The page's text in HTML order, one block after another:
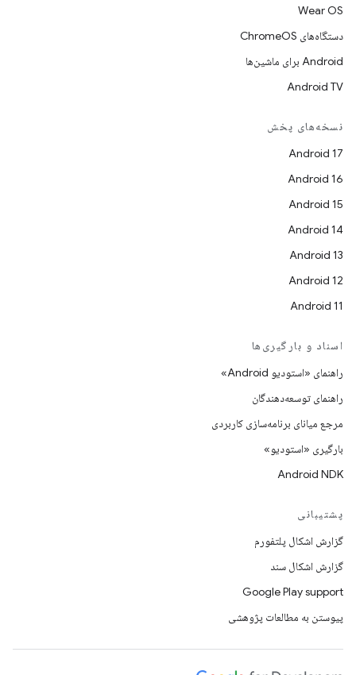
Wear OS
دستگاه‌های ChromeOS
Android برای ماشین‌ها
Android TV
نسخه‌های پخش
Android 17
Android 16
Android 15
Android 14
Android 13
Android 12
Android 11
اسناد و بارگیری‌ها
راهنمای «استودیو Android»
راهنمای توسعه‌دهندگان
مرجع میانای برنامه‌سازی کاربردی
بارگیری «استودیو»
Android NDK
پشتیبانی
گزارش اشکال پلتفورم
گزارش اشکال سند
Google Play support
پیوستن به مطالعات پژوهشی